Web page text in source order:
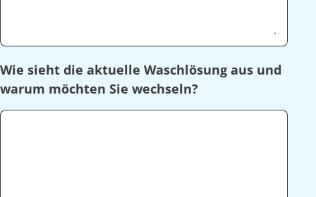
Wie sieht die aktuelle Waschlösung aus und
warum möchten Sie wechseln?